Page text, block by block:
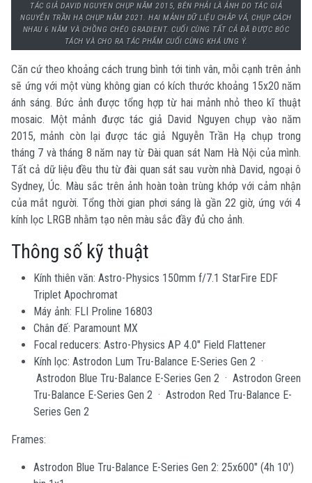
TÁC GIẢ DAVID NGUYEN CHỤP NĂM 2015, BÊN PHẢI LÀ ẢNH DO TÁC GIẢ
NGUYỄN TRẦN HẠ CHỤP NĂM 2021. HAI MẢNH DỮ LIỆU CHẮP VÁ, CHỤP CÁCH
NHAU 6 NĂM VÀ CHỒNG CHÉO GRADIENT. CUỐI CÙNG TẤT CẢ ĐÃ ĐƯỢC BÓC
TÁCH VÀ CHO RA TÁC PHẨM CUỐI CÙNG KHÁ ƯNG Ý.
Căn cứ theo khoảng cách trung bình tới tinh vân, mỗi cạnh trên ảnh
sẽ ứng với một vùng không gian có kích thước khoảng 15x20 năm
ánh sáng. Bức ảnh được tổng hợp từ hai mảnh nhỏ theo kĩ thuật
mosaic. Một mảnh được tác giả David Nguyen chụp vào năm
2015, mảnh còn lại được tác giả Nguyễn Trần Hạ chụp trong
tháng 7 và tháng 8 năm nay từ Đài quan sát Nam Hà Nội của mình.
Tất cả dữ liệu đều thu từ đài quan sát sau vườn nhà David, ngoại ô
Sydney, Úc. Màu sắc trên ảnh hoàn toàn trùng khớp với cảm nhận
của mắt người. Tổng thời gian phơi sáng là gần 22 giờ, ứng với 4
kính lọc LRGB nhằm tạo nên màu sắc đầy đủ cho ảnh.
Thông số kỹ thuật
Kính thiên văn: Astro-Physics 150mm f/7.1 StarFire EDF
Triplet Apochromat
Máy ảnh: FLI Proline 16803
Chân đế: Paramount MX
Focal reducers: Astro-Physics AP 4.0" Field Flattener
Kính lọc: Astrodon Lum Tru-Balance E-Series Gen 2 ·
Astrodon Blue Tru-Balance E-Series Gen 2 · Astrodon Green
Tru-Balance E-Series Gen 2 · Astrodon Red Tru-Balance E-
Series Gen 2
Frames:
Astrodon Blue Tru-Balance E-Series Gen 2: 25x600" (4h 10')